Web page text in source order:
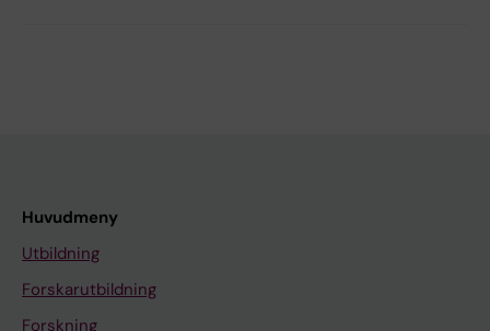
Huvudmeny
Utbildning
Forskarutbildning
Forskning